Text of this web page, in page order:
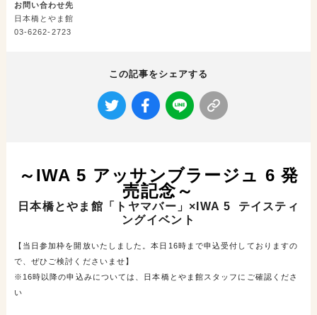
お問い合わせ先
日本橋とやま館
03-6262-2723
この記事をシェアする
～IWA 5 アッサンブラージュ 6 発
売記念～
日本橋とやま館「トヤマバー」×IWA 5 テイスティ
ングイベント
【当日参加枠を開放いたしました。本日16時まで申込受付しておりますの
で、ぜひご検討くださいませ】
※16時以降の申込みについては、日本橋とやま館スタッフにご確認くださ
い